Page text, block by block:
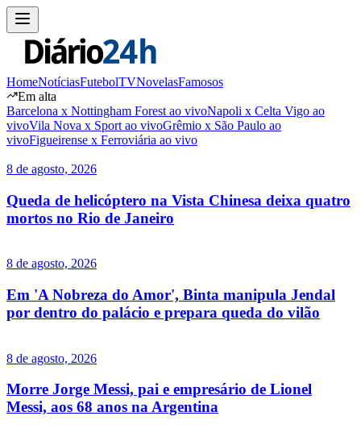
HomeNotíciasFutebolTVNovelasFamosos
Em alta
Barcelona x Nottingham Forest ao vivoNapoli x Celta Vigo ao
vivoVila Nova x Sport ao vivoGrêmio x São Paulo ao
vivoFigueirense x Ferroviária ao vivo
8 de agosto, 2026
Queda de helicóptero na Vista Chinesa deixa quatro
mortos no Rio de Janeiro
8 de agosto, 2026
Em 'A Nobreza do Amor', Binta manipula Jendal
por dentro do palácio e prepara queda do vilão
8 de agosto, 2026
Morre Jorge Messi, pai e empresário de Lionel
Messi, aos 68 anos na Argentina